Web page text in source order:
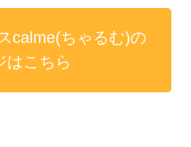
calme(ちゃるむ)の
はこちら